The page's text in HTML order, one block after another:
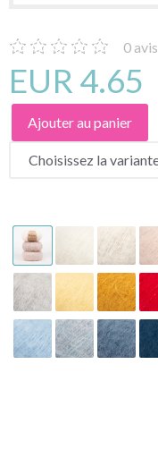
0 avis
EUR 4.65
Ajouter au panier